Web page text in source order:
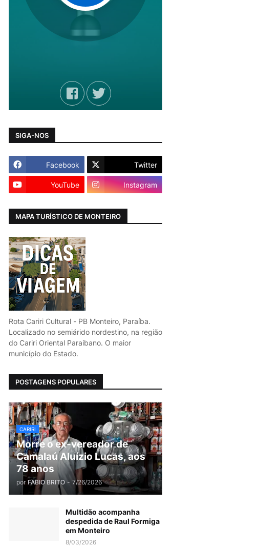
SIGA-NOS
Facebook Twitter
YouTube Instagram
MAPA TURÍSTICO DE MONTEIRO
Rota Cariri Cultural - PB Monteiro, Paraíba.
Localizado no semiárido nordestino, na região
do Cariri Oriental Paraibano. O maior
município do Estado.
POSTAGENS POPULARES
CARIRI
Morre o ex-vereador de
Camalaú Aluízio Lucas, aos
78 anos
por FABIO BRITO - 7/26/2026
Multidão acompanha
despedida de Raul Formiga
em Monteiro
8/03/2026